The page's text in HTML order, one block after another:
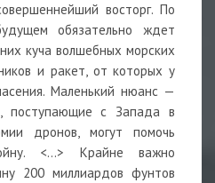
восторг. По
обязательно ждет
куча волшебных морских
и ракет, от которых у
Маленький нюанс —
поступающие с Запада в
дронов, могут помочь
<…> Крайне важно
200 миллиардов фунтов